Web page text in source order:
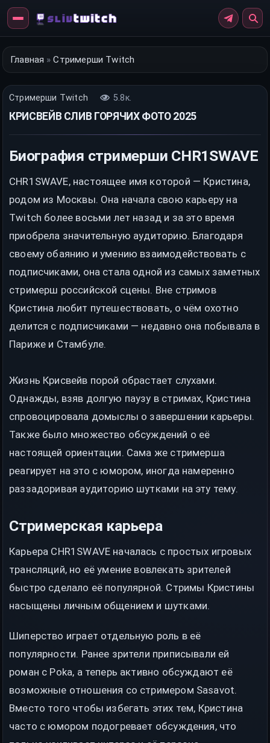
Перейти
контенту
Главная » Стримерши Twitch
Стримерши Twitch 5.8к.
КРИСВЕЙВ СЛИВ ГОРЯЧИХ ФОТО 2025
Биография стримерши CHR1SWAVE
CHR1SWAVE, настоящее имя которой — Кристина,
родом из Москвы. Она начала свою карьеру на
Twitch более восьми лет назад и за это время
приобрела значительную аудиторию. Благодаря
своему обаянию и умению взаимодействовать с
подписчиками, она стала одной из самых заметных
стримерш российской сцены. Вне стримов
Кристина любит путешествовать, о чём охотно
делится с подписчиками — недавно она побывала в
Париже и Стамбуле.
Жизнь Крисвейв порой обрастает слухами.
Однажды, взяв долгую паузу в стримах, Кристина
спровоцировала домыслы о завершении карьеры.
Также было множество обсуждений о её
настоящей ориентации. Сама же стримерша
реагирует на это с юмором, иногда намеренно
раззадоривая аудиторию шутками на эту тему.
Стримерская карьера
Карьера CHR1SWAVE началась с простых игровых
трансляций, но её умение вовлекать зрителей
быстро сделало её популярной. Стримы Кристины
насыщены личным общением и шутками.
Шиперство играет отдельную роль в её
популярности. Ранее зрители приписывали ей
роман с Poka, а теперь активно обсуждают её
возможные отношения со стримером Sasavot.
Вместо того чтобы избегать этих тем, Кристина
часто с юмором подогревает обсуждения, что